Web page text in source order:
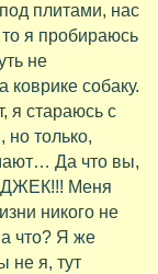
плитами, нас
то я пробираюсь
не
собаку.
я стараюсь с
но только,
Да что вы,
ДЖЕК!!! Меня
никого не
что? Я же
не я, тут